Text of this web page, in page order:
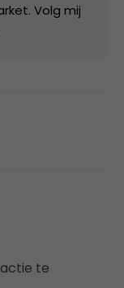
Volg mij
te